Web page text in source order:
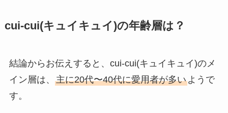
cui-cui(キュイキュイ)の年齢層は？
結論からお伝えすると、cui-cui(キュイキュイ)のメ
イン層は、 主に20代〜40代に愛用者が多いようで
す。